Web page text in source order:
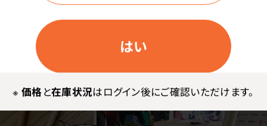
はい
※ 価格と在庫状況はログイン後にご確認いただけます。